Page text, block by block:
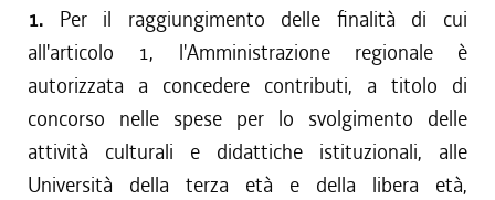
1. Per il raggiungimento delle finalità di cui
all'articolo 1, l'Amministrazione regionale è
autorizzata a concedere contributi, a titolo di
concorso nelle spese per lo svolgimento delle
attività culturali e didattiche istituzionali, alle
Università della terza età e della libera età,